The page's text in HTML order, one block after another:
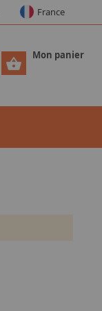
France
Mon panier